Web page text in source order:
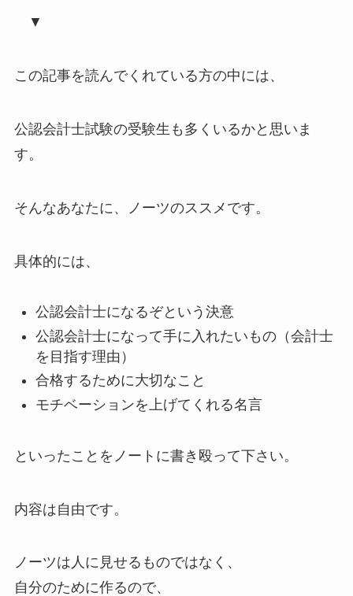
▼
この記事を読んでくれている方の中には、
公認会計士試験の受験生も多くいるかと思いま
す。
そんなあなたに、ノーツのススメです。
具体的には、
公認会計士になるぞという決意
公認会計士になって手に入れたいもの（会計士
を目指す理由）
合格するために大切なこと
モチベーションを上げてくれる名言
といったことをノートに書き殴って下さい。
内容は自由です。
ノーツは人に見せるものではなく、
自分のために作るので、